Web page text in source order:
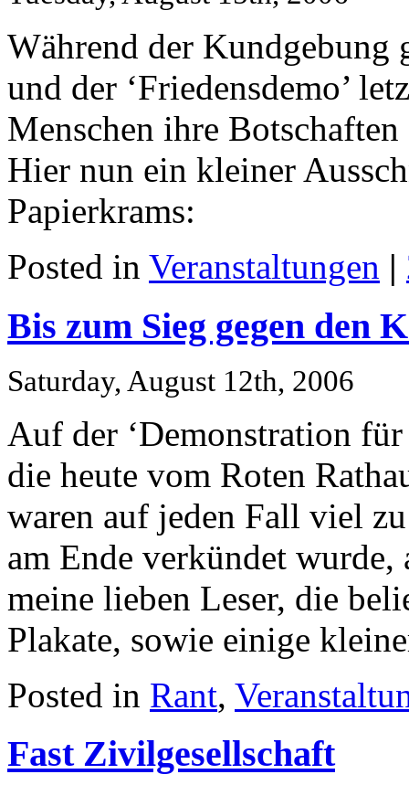
Während der Kundgebung
und der ‘Friedensdemo’
Menschen ihre
Hier nun ein kleiner
Papierkrams:
Posted in Veranstaltungen |
Bis zum Sieg gegen den
Saturday, August 12th, 2006
Auf der ‘Demonstration
die heute vom Roten
waren auf jeden Fall viel
am Ende verkündet
meine lieben Leser, die
Plakate, sowie einige
Posted in Rant,
Fast Zivilgesellschaft